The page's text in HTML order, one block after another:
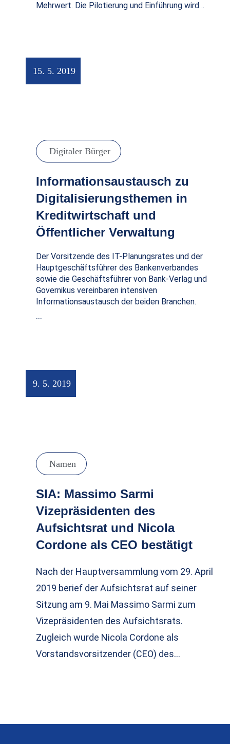
Mehrwert. Die Pilotierung und Einführung wird…
15. 5. 2019
Digitaler Bürger
Informationsaustausch zu
Digitalisierungsthemen in
Kreditwirtschaft und
Öffentlicher Verwaltung
Der Vorsitzende des IT-Planungsrates und der
Hauptgeschäftsführer des Bankenverbandes
sowie die Geschäftsführer von Bank-Verlag und
Governikus vereinbaren intensiven
Informationsaustausch der beiden Branchen.
…
9. 5. 2019
Namen
SIA: Massimo Sarmi
Vizepräsidenten des
Aufsichtsrat und Nicola
Cordone als CEO bestätigt
Nach der Hauptversammlung vom 29. April
2019 berief der Aufsichtsrat auf seiner
Sitzung am 9. Mai Massimo Sarmi zum
Vizepräsidenten des Aufsichtsrats.
Zugleich wurde Nicola Cordone als
Vorstandsvorsitzender (CEO) des…